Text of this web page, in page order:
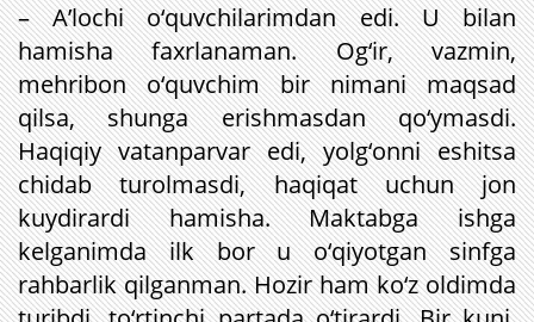
– A’lochi o‘quvchilarimdan edi. U bilan
hamisha faxrlanaman. Og‘ir, vazmin,
mehribon o‘quvchim bir nimani maqsad
qilsa, shunga erishmasdan qo‘ymasdi.
Haqiqiy vatanparvar edi, yolg‘onni eshitsa
chidab turolmasdi, haqiqat uchun jon
kuydirardi hamisha. Maktabga ishga
kelganimda ilk bor u o‘qiyotgan sinfga
rahbarlik qilganman. Hozir ham ko‘z oldimda